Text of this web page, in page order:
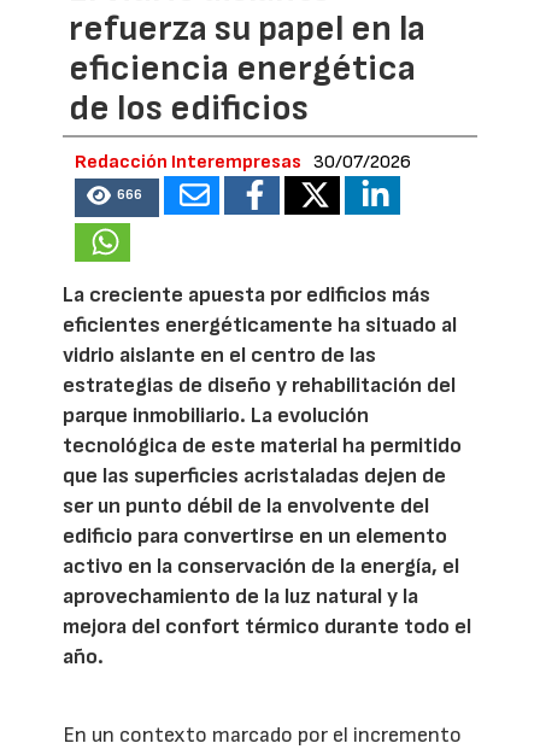
refuerza su papel en la
eficiencia energética
de los edificios
Redacción Interempresas 30/07/2026
666
La creciente apuesta por edificios más
eficientes energéticamente ha situado al
vidrio aislante en el centro de las
estrategias de diseño y rehabilitación del
parque inmobiliario. La evolución
tecnológica de este material ha permitido
que las superficies acristaladas dejen de
ser un punto débil de la envolvente del
edificio para convertirse en un elemento
activo en la conservación de la energía, el
aprovechamiento de la luz natural y la
mejora del confort térmico durante todo el
año.
En un contexto marcado por el incremento